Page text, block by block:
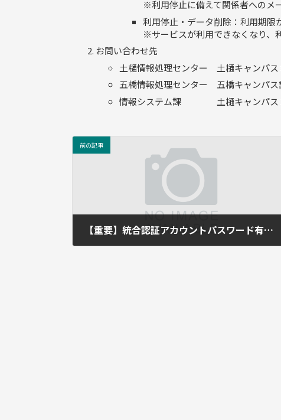
※利用停止に備えて関係者へのメ
利用停止・データ削除：利用期限
※サービスが利用できなくなり、
お問い合わせ先
土樋情報処理センター 土樋キャンパ
五橋情報処理センター 五橋キャンパ
情報システム課 土樋キャンパス
前の記事
【重要】統合認証アカウントパスワード有効期限に伴うパスワード変更について